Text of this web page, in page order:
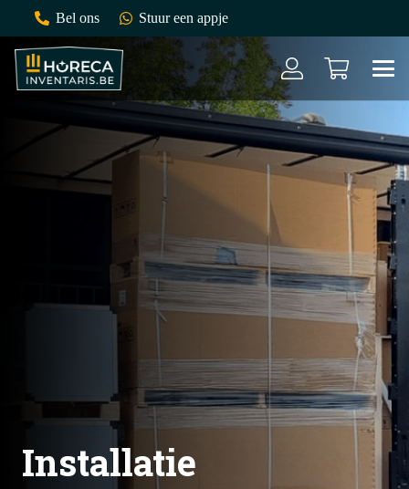
Bel ons Stuur een appje
Installatie